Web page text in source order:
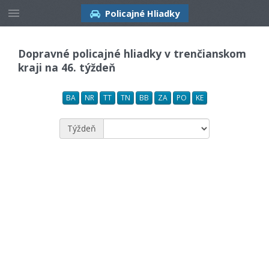
Dopravné policajné hliadky v trenčianskom
kraji na 46. týždeň
BA NR TT TN BB ZA PO KE
Týždeň
Policajné Hliadky